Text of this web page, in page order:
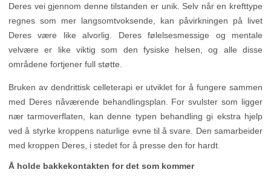
Deres vei gjennom denne tilstanden er unik. Selv når en krefttype
regnes som mer langsomtvoksende, kan påvirkningen på livet
Deres være like alvorlig. Deres følelsesmessige og mentale
velvære er like viktig som den fysiske helsen, og alle disse
områdene fortjener full støtte.
Bruken av dendrittisk celleterapi er utviklet for å fungere sammen
med Deres nåværende behandlingsplan. For svulster som ligger
nær tarmoverflaten, kan denne typen behandling gi ekstra hjelp
ved å styrke kroppens naturlige evne til å svare. Den samarbeider
med kroppen Deres, i stedet for å presse den for hardt.
Å holde bakkekontakten for det som kommer